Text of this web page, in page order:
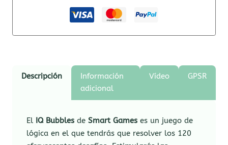
Descripción
Información
adicional
Vídeo GPSR
El IQ BubblesdeSmart Games es un juego de
lógica en el que tendrás que resolver los 120